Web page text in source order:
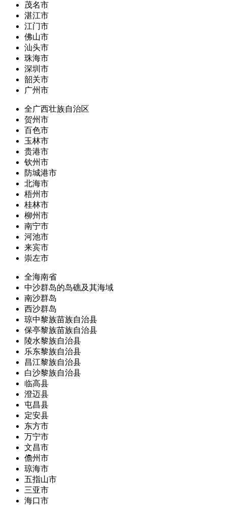
茂名市
湛江市
江门市
佛山市
汕头市
珠海市
深圳市
韶关市
广州市
全广西壮族自治区
贺州市
百色市
玉林市
贵港市
钦州市
防城港市
北海市
梧州市
桂林市
柳州市
南宁市
河池市
来宾市
崇左市
全海南省
中沙群岛的岛礁及其海域
南沙群岛
西沙群岛
琼中黎族苗族自治县
保亭黎族苗族自治县
陵水黎族自治县
乐东黎族自治县
昌江黎族自治县
白沙黎族自治县
临高县
澄迈县
屯昌县
定安县
东方市
万宁市
文昌市
儋州市
琼海市
五指山市
三亚市
海口市